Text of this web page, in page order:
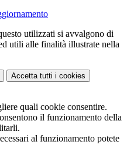
utilizzati si avvalgono di
utili alle finalità illustrate nella
Accetta tutti i cookies
quali cookie consentire.
il funzionamento della
al funzionamento potete